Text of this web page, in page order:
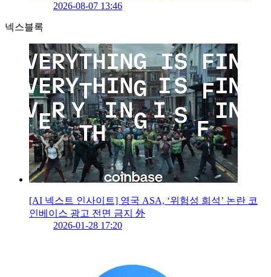
2026-08-07 13:46
넥스블록
[AI 넥스트 인사이트] 영국 ASA, ‘위험성 희석’ 논란 코
인베이스 광고 전면 금지 外
2026-01-28 17:20